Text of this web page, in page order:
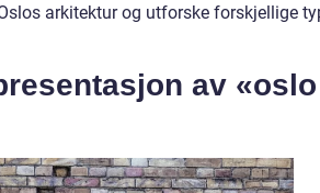
arkitektur og utforske forskjellige
av «oslo